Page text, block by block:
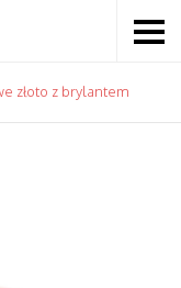
złoto z brylantem